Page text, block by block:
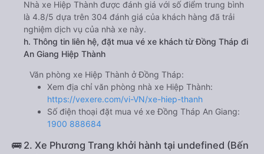
Nhà xe Hiệp Thành được đánh giá với số điểm trung bình
là 4.8/5 dựa trên 304 đánh giá của khách hàng đã trải
nghiệm dịch vụ của nhà xe này.
h. Thông tin liên hệ, đặt mua vé xe khách từ Đồng Tháp đi
An Giang Hiệp Thành
Văn phòng xe Hiệp Thành ở Đồng Tháp:
Xem địa chỉ văn phòng nhà xe Hiệp Thành:
https://vexere.com/vi-VN/xe-hiep-thanh
Số điện thoại đặt mua vé xe Đồng Tháp An Giang:
1900 888684
🚌 2. Xe Phương Trang khởi hành tại undefined (Bến